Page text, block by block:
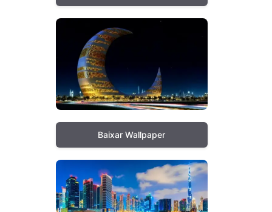
Baixar Wallpaper